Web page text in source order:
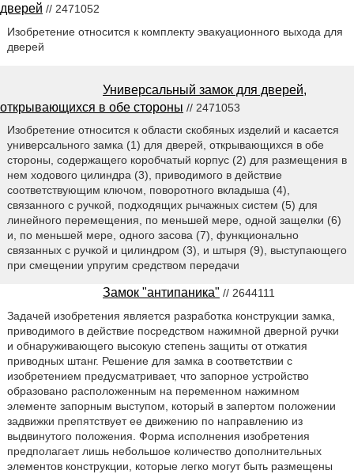
дверей // 2471052
Изобретение относится к комплекту эвакуационного выхода для
дверей
Универсальный замок для дверей,
открывающихся в обе стороны // 2471053
Изобретение относится к области скобяных изделий и касается
универсального замка (1) для дверей, открывающихся в обе
стороны, содержащего коробчатый корпус (2) для размещения в
нем ходового цилиндра (3), приводимого в действие
соответствующим ключом, поворотного вкладыша (4),
связанного с ручкой, подходящих рычажных систем (5) для
линейного перемещения, по меньшей мере, одной защелки (6)
и, по меньшей мере, одного засова (7), функционально
связанных с ручкой и цилиндром (3), и штыря (9), выступающего
при смещении упругим средством передачи
Замок "антипаника" // 2644111
Задачей изобретения является разработка конструкции замка,
приводимого в действие посредством нажимной дверной ручки
и обнаруживающего высокую степень защиты от отжатия
приводных штанг. Решение для замка в соответствии с
изобретением предусматривает, что запорное устройство
образовано расположенным на переменном нажимном
элементе запорным выступом, который в запертом положении
задвижки препятствует ее движению по направлению из
выдвинутого положения. Форма исполнения изобретения
предполагает лишь небольшое количество дополнительных
элементов конструкции, которые легко могут быть размещены